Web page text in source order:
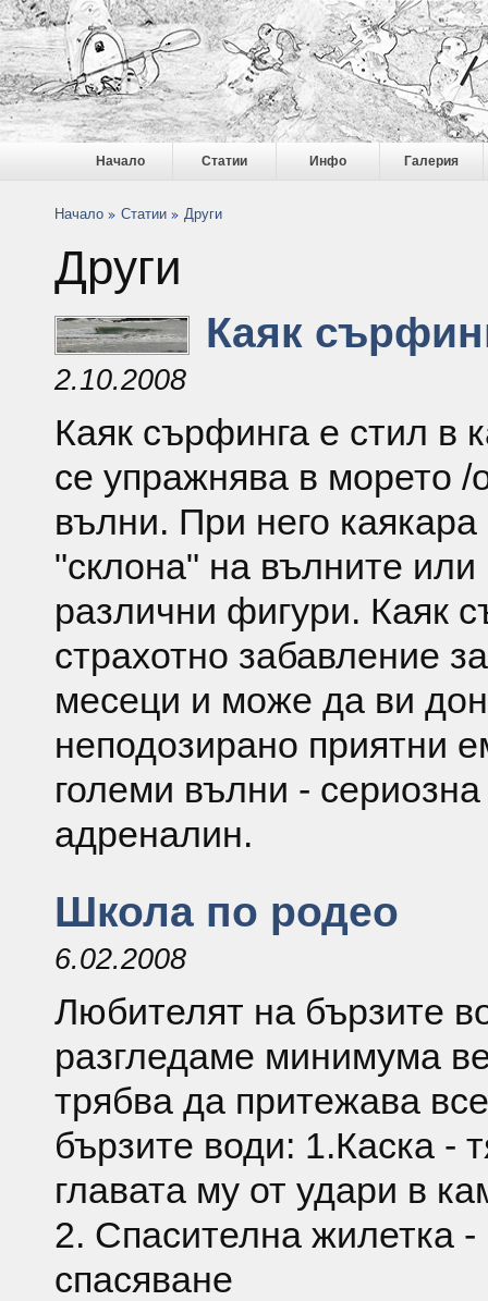
Начало Статии Инфо Галерия
Начало Статии Други
Други
Каяк
2.10.2008
Каяк сърфинга е стил в
се упражнява в морето /
вълни. При него
"склона" на вълните
различни фигури. Каяк
страхотно забавление
месеци и може да ви
неподозирано приятни
големи вълни -
адреналин.
Школа по родео
6.02.2008
Любителят на бързите
разгледаме минимума
трябва да притежава
бързите води: 1.Каска -
главата му от удари в
2. Спасителна жилетка
спасяване